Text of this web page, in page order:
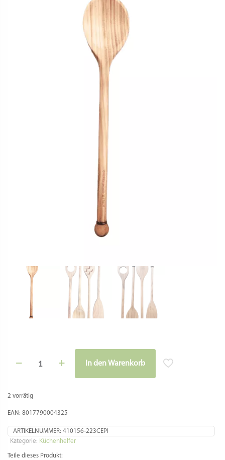
2 vorrätig
Kirschbaumholz,
cm
In den Warenkorb
EAN: 8017790004325
ARTIKELNUMMER: 410156-223CEPI
Kategorie: Küchenhelfer
Teile dieses Produkt: